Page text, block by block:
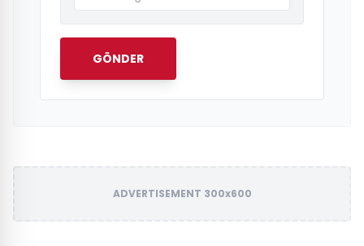
GÖNDER
ADVERTISEMENT 300x600